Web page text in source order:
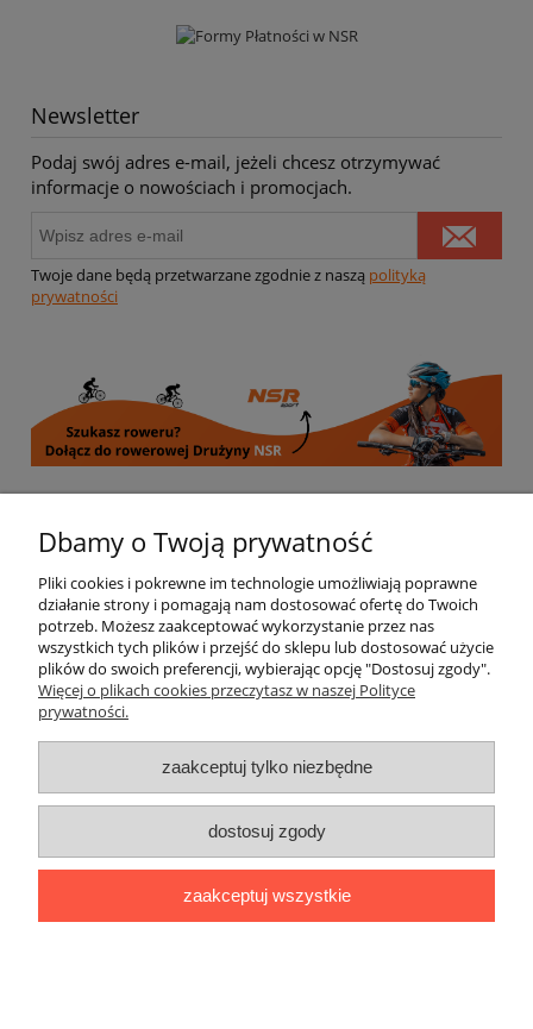
Newsletter
Podaj swój adres e-mail, jeżeli chcesz otrzymywać
informacje o nowościach i promocjach.
Twoje dane będą przetwarzane zgodnie z naszą polityką
prywatności
Informacje
Moje konto
Płatności i dostawa
Kontakt
Społeczność
Saturna 37, 67-200 Głogów |sklep@nsrsport.pl
NIP: 6921137889 | REGON: 390919005
Dbamy o Twoją prywatność
Pliki cookies i pokrewne im technologie umożliwiają poprawne
działanie strony i pomagają nam dostosować ofertę do Twoich
potrzeb. Możesz zaakceptować wykorzystanie przez nas
wszystkich tych plików i przejść do sklepu lub dostosować użycie
plików do swoich preferencji, wybierając opcję "Dostosuj zgody".
Więcej o plikach cookies przeczytasz w naszej Polityce
prywatności.
zaakceptuj tylko niezbędne
dostosuj zgody
zaakceptuj wszystkie